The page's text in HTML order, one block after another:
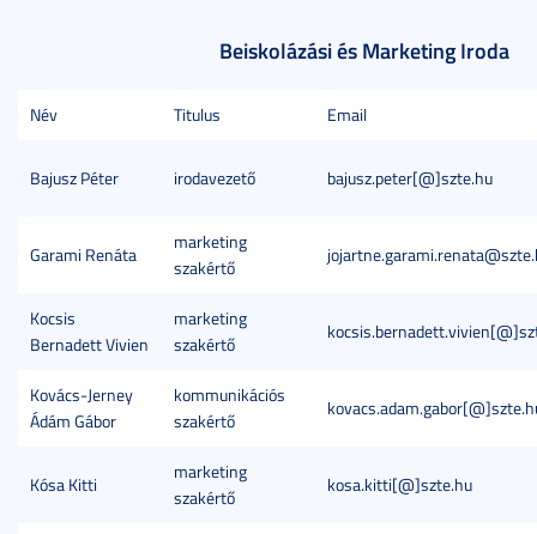
Beiskolázási és Marketing Iroda
Név Titulus Email
Bajusz Péter irodavezető bajusz.peter[@]szte.hu
Garami Renáta
marketing
szakértő
Kocsis
Bernadett Vivien
marketing
szakértő
Kovács-Jerney
Ádám Gábor
kommunikációs
szakértő
Kósa Kitti
marketing
szakértő
kosa.kitti[@]szte.hu